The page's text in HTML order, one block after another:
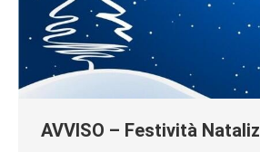
AVVISO – Festività